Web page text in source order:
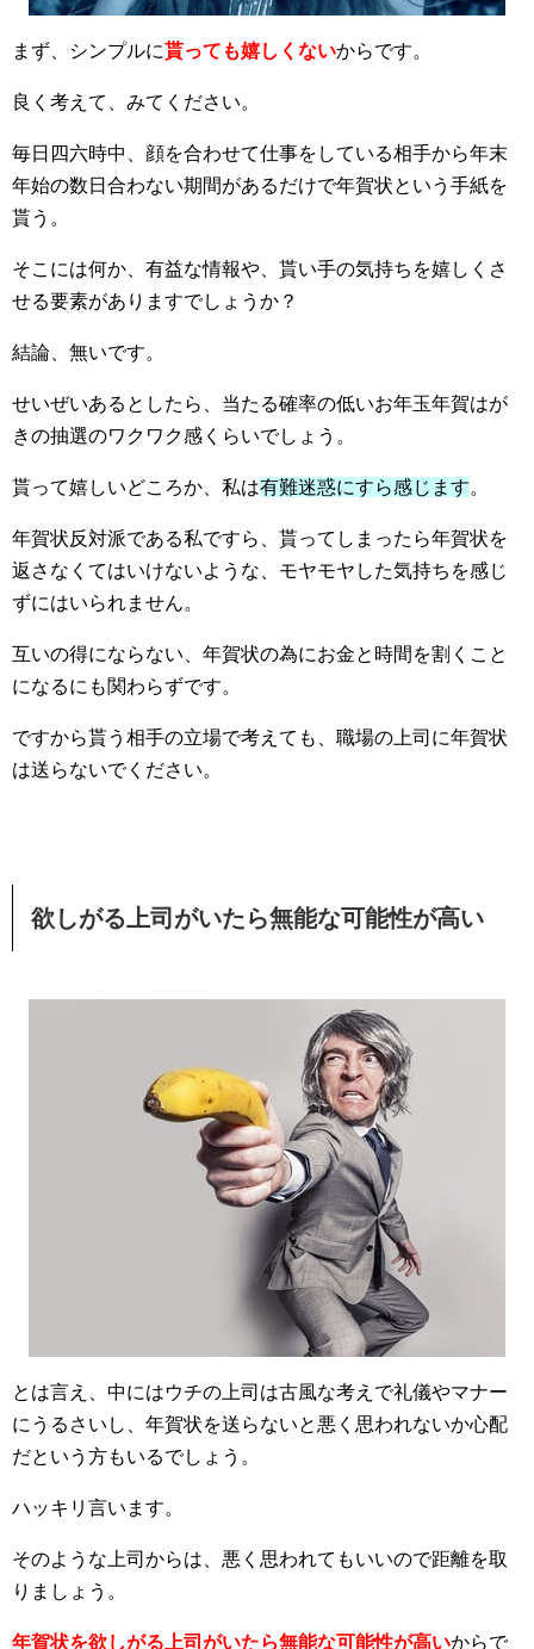
まず、シンプルに貰っても嬉しくないからです。
良く考えて、みてください。
毎日四六時中、顔を合わせて仕事をしている相手から年末
年始の数日合わない期間があるだけで年賀状という手紙を
貰う。
そこには何か、有益な情報や、貰い手の気持ちを嬉しくさ
せる要素がありますでしょうか？
結論、無いです。
せいぜいあるとしたら、当たる確率の低いお年玉年賀はが
きの抽選のワクワク感くらいでしょう。
貰って嬉しいどころか、私は有難迷惑にすら感じます。
年賀状反対派である私ですら、貰ってしまったら年賀状を
返さなくてはいけないような、モヤモヤした気持ちを感じ
ずにはいられません。
互いの得にならない、年賀状の為にお金と時間を割くこと
になるにも関わらずです。
ですから貰う相手の立場で考えても、職場の上司に年賀状
は送らないでください。
欲しがる上司がいたら無能な可能性が高い
とは言え、中にはウチの上司は古風な考えで礼儀やマナー
にうるさいし、年賀状を送らないと悪く思われないか心配
だという方もいるでしょう。
ハッキリ言います。
そのような上司からは、悪く思われてもいいので距離を取
りましょう。
年賀状を欲しがる上司がいたら無能な可能性が高いからで